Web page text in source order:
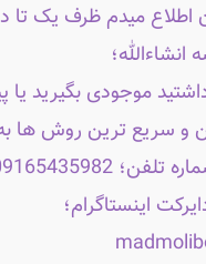
میدم ظرف یک تا
داشتید موجودی بگیرید
و سریع ترین روش ها
09165435982
اینستاگرام؛